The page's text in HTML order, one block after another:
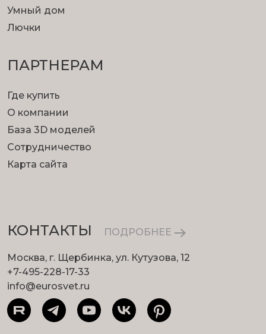
Умный дом
Лючки
ПАРТНЕРАМ
Где купить
О компании
База 3D моделей
Сотрудничество
Карта сайта
КОНТАКТЫ ПОДРОБНЕЕ
Москва, г. Щербинка, ул. Кутузова, 12
+7-495-228-17-33
info@eurosvet.ru